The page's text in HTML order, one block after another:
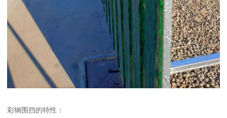
彩钢围挡的特性：